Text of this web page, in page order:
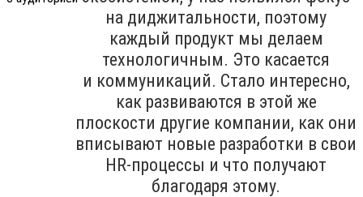
на диджитальности, поэтому
каждый продукт мы делаем
технологичным. Это касается
и коммуникаций. Стало интересно,
как развиваются в этой же
плоскости другие компании, как они
вписывают новые разработки в свои
HR-процессы и что получают
благодаря этому.